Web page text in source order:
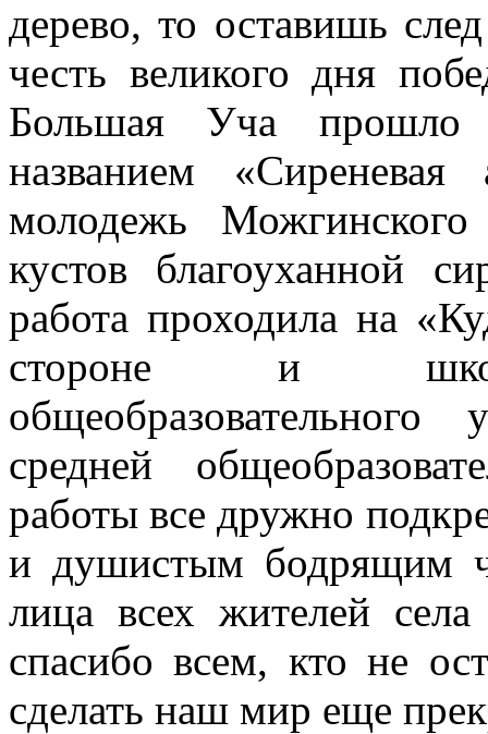
дерево, то оставишь
честь великого дня
Большая Уча прошло
названием
молодежь
кустов благоуханной
работа проходила на
стороне и
общеобразовательного
средней
работы все дружно
и душистым бодрящим
лица всех жителей
спасибо всем, кто не
сделать наш мир еще